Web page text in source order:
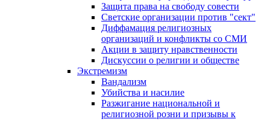
Защита права на свободу совести
Светские организации против "сект"
Диффамация религиозных
организаций и конфликты со СМИ
Акции в защиту нравственности
Дискуссии о религии и обществе
Экстремизм
Вандализм
Убийства и насилие
Разжигание национальной и
религиозной розни и призывы к